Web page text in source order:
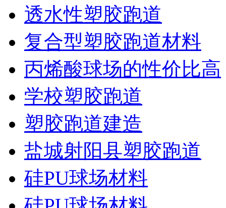
透水性塑胶跑道
复合型塑胶跑道材料
丙烯酸球场的性价比高
学校塑胶跑道
塑胶跑道建造
盐城射阳县塑胶跑道
硅PU球场材料